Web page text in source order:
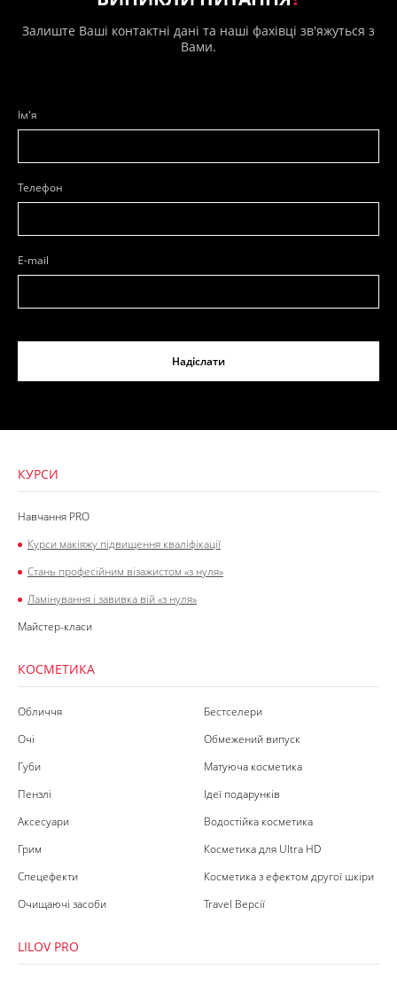
Залиште Ваші контактні дані та наші фахівці зв'яжуться з
Вами.
Ім'я
Телефон
E-mail
Надіслати
КУРСИ
Навчання PRO
Курси макіяжу підвищення кваліфікації
Стань професійним візажистом «з нуля»
Ламінування і завивка вій «з нуля»
Майстер-класи
КОСМЕТИКА
Обличчя
Очі
Губи
Пензлі
Аксесуари
Грим
Спецефекти
Очищаючі засоби
Бестселери
Обмежений випуск
Матуюча косметика
Ідеї подарунків
Водостійка косметика
Косметика для Ultra HD
Косметика з ефектом другої шкіри
Travel Версії
LILOV PRO